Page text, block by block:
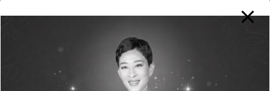
นวัตกรรมทาอาคารราย
แรกของไทย ตอกย้ำ
ความเชื่อมั่นสู่การ
คนเก่งคณิตศาสตร์” ปีที่
19 ยกระดับความ